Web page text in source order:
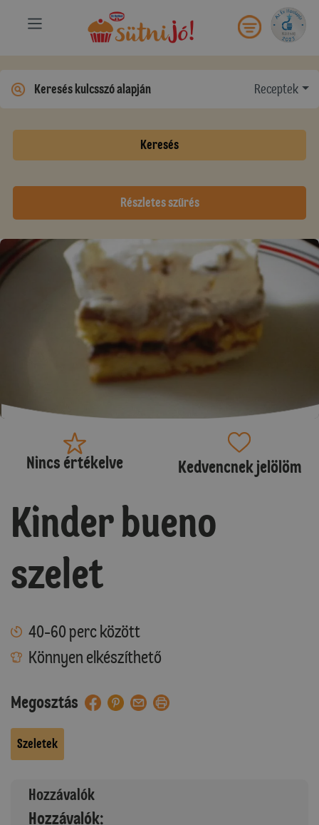
Receptek
Keresés
Részletes szűrés
Nincs értékelve Kedvencnek jelölöm
Kinder bueno
szelet
40-60 perc között
Könnyen elkészíthető
Megosztás
Szeletek
Hozzávalók
Hozzávalók: